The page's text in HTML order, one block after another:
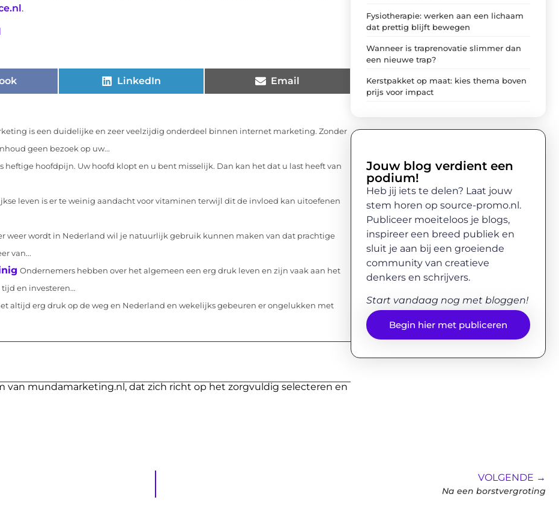
.
LinkedIn Email
is een duidelijke en zeer veelzijdig onderdeel binnen internet marketing. Zonder
geen bezoek op uw...
heftige hoofdpijn. Uw hoofd klopt en u bent misselijk. Dan kan het dat u last heeft van
leven is er te weinig aandacht voor vitaminen terwijl dit de invloed kan uitoefenen
weer wordt in Nederland wil je natuurlijk gebruik kunnen maken van dat prachtige
van...
Ondernemers hebben over het algemeen een erg druk leven en zijn vaak aan het
en investeren...
altijd erg druk op de weg en Nederland en wekelijks gebeuren er ongelukken met
van mundamarketing.nl, dat zich richt op het zorgvuldig selecteren en
Fysiotherapie: werken aan een lichaam
dat prettig blijft bewegen
Wanneer is traprenovatie slimmer dan
een nieuwe trap?
Kerstpakket op maat: kies thema boven
prijs voor impact
Jouw blog verdient een
podium!
Heb jij iets te delen? Laat jouw
stem horen op source-promo.nl.
Publiceer moeiteloos je blogs,
inspireer een breed publiek en
sluit je aan bij een groeiende
community van creatieve
denkers en schrijvers.
Start vandaag nog met bloggen!
Begin hier met publiceren
VOLGENDE →
Na een borstvergroting